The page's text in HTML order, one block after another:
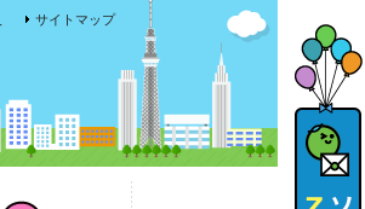
サイトマップ